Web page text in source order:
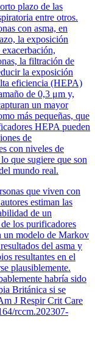
plazo de las
entre otros.
con asma, en
la exposición
la filtración de
la exposición
eficiencia (HEPA)
de 0,3 μm y,
un mayor
más pequeñas, que
HEPA pueden
de
con niveles de
que sugiere que son
mundo real.
que viven con
estiman las
de un
los purificadores
un modelo de Markov
del asma y
resultantes en el
plausiblemente.
habría sido
Británica si se
J Respir Crit Care
rccm.202307-